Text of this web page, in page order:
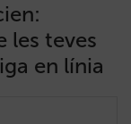
les teves
en línia